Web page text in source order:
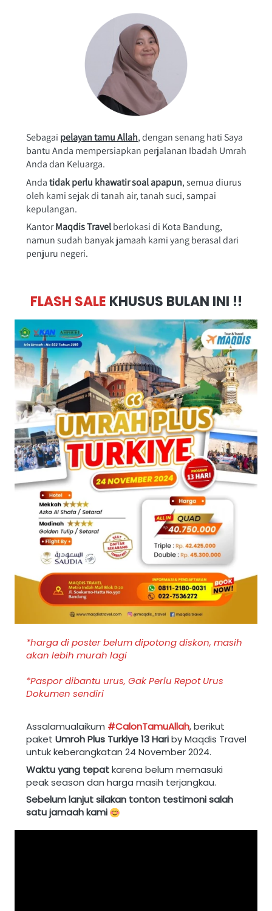
Sebagai pelayan tamu Allah, dengan senang hati Saya
bantu Anda mempersiapkan perjalanan Ibadah Umrah
Anda dan Keluarga.
Anda tidak perlu khawatir soal apapun, semua diurus
oleh kami sejak di tanah air, tanah suci, sampai
kepulangan.
Kantor Maqdis Travel berlokasi di Kota Bandung,
namun sudah banyak jamaah kami yang berasal dari
penjuru negeri.
FLASH SALE KHUSUS BULAN INI !!
*harga di poster belum dipotong diskon, masih
akan lebih murah lagi
*Paspor dibantu urus, Gak Perlu Repot Urus
Dokumen sendiri
Assalamualaikum #CalonTamuAllah, berikut
paket Umroh Plus Turkiye13 Hari by Maqdis Travel
untuk keberangkatan 24 November 2024.
Waktu yang tepat karena belum memasuki
peak season dan harga masih terjangkau.
Sebelum lanjut silakan tonton testimoni salah
satu jamaah kami